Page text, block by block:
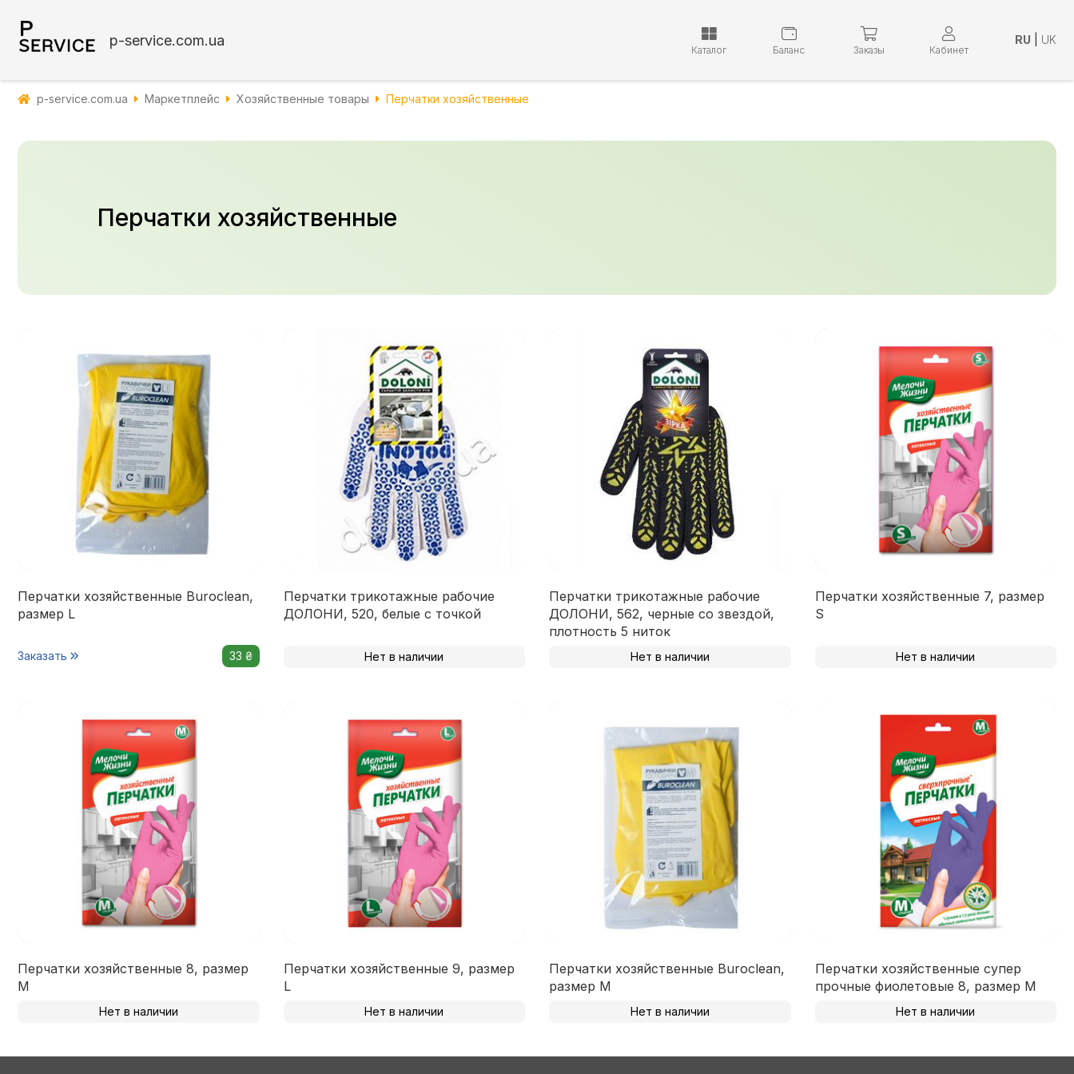
p-service.com.ua
Каталог Баланс Заказы Кабинет
RU UK
p-service.com.ua Маркетплейс Хозяйственные товары Перчатки хозяйственные
Перчатки хозяйственные
Перчатки хозяйственные Buroclean,
размер L
Заказать 33 ₴
Перчатки трикотажные рабочие
ДОЛОНИ, 520, белые с точкой
Нет в наличии
Перчатки трикотажные рабочие
ДОЛОНИ, 562, черные со звездой,
плотность 5 ниток
Нет в наличии
Перчатки хозяйственные 7, размер
S
Нет в наличии
Перчатки хозяйственные 8, размер
M
Нет в наличии
Перчатки хозяйственные 9, размер
L
Нет в наличии
Перчатки хозяйственные Buroclean,
размер M
Нет в наличии
Перчатки хозяйственные супер
прочные фиолетовые 8, размер М
Нет в наличии